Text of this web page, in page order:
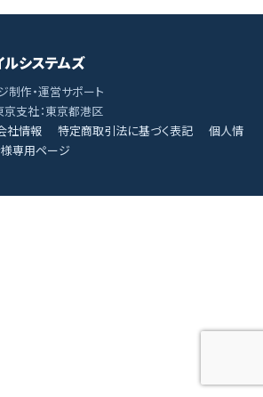
システムズ
作・運営サポート
支社：東京都港区
社情報 特定商取引法に基づく表記
個人情
専用ページ